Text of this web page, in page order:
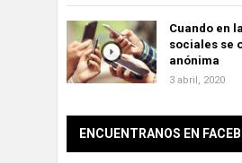
Cuando en
sociales se
anónima
3 abril, 2020
ENCUENTRANOS EN